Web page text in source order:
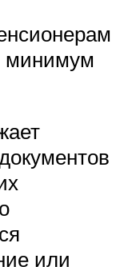
минимум
или